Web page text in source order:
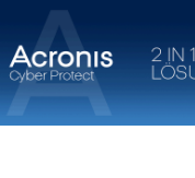
Inhalt
springen